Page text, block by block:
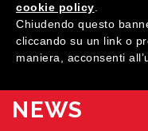
MENU
HOME
AZIENDA
NEWS
cookie policy
Chiudendo questo
cliccando su un link o
maniera, acconsenti